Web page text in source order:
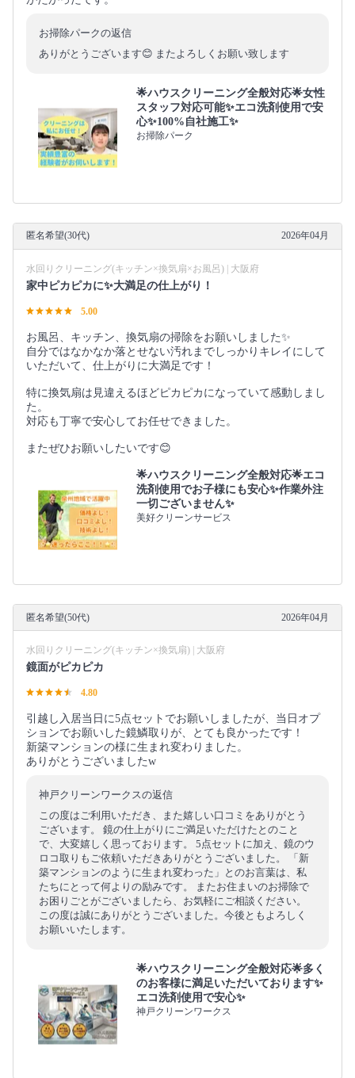
お掃除パークの返信
ありがとうございます😊 またよろしくお願い致します
🌟ハウスクリーニング全般対応🌟女性
スタッフ対応可能✨エコ洗剤使用で安
心✨100%自社施工✨
お掃除パーク
匿名希望(30代) 2026年04月
水回りクリーニング(キッチン×換気扇×お風呂) | 大阪府
家中ピカピカに✨大満足の仕上がり！
5.00
お風呂、キッチン、換気扇の掃除をお願いしました✨
自分ではなかなか落とせない汚れまでしっかりキレイにして
いただいて、仕上がりに大満足です！
特に換気扇は見違えるほどピカピカになっていて感動しまし
た。
対応も丁寧で安心してお任せできました。
またぜひお願いしたいです😊
🌟ハウスクリーニング全般対応🌟エコ
洗剤使用でお子様にも安心✨作業外注
一切ございません✨
美好クリーンサービス
匿名希望(50代) 2026年04月
水回りクリーニング(キッチン×換気扇) | 大阪府
鏡面がピカピカ
4.80
引越し入居当日に5点セットでお願いしましたが、当日オプ
ションでお願いした鏡鱗取りが、とても良かったです！
新築マンションの様に生まれ変わりました。
ありがとうございましたw
神戸クリーンワークスの返信
この度はご利用いただき、また嬉しい口コミをありがとう
ございます。 鏡の仕上がりにご満足いただけたとのこと
で、大変嬉しく思っております。 5点セットに加え、鏡のウ
ロコ取りもご依頼いただきありがとうございました。 「新
築マンションのように生まれ変わった」とのお言葉は、私
たちにとって何よりの励みです。 またお住まいのお掃除で
お困りごとがございましたら、お気軽にご相談ください。
この度は誠にありがとうございました。今後ともよろしく
お願いいたします。
🌟ハウスクリーニング全般対応🌟多く
のお客様に満足いただいております✨
エコ洗剤使用で安心✨
神戸クリーンワークス